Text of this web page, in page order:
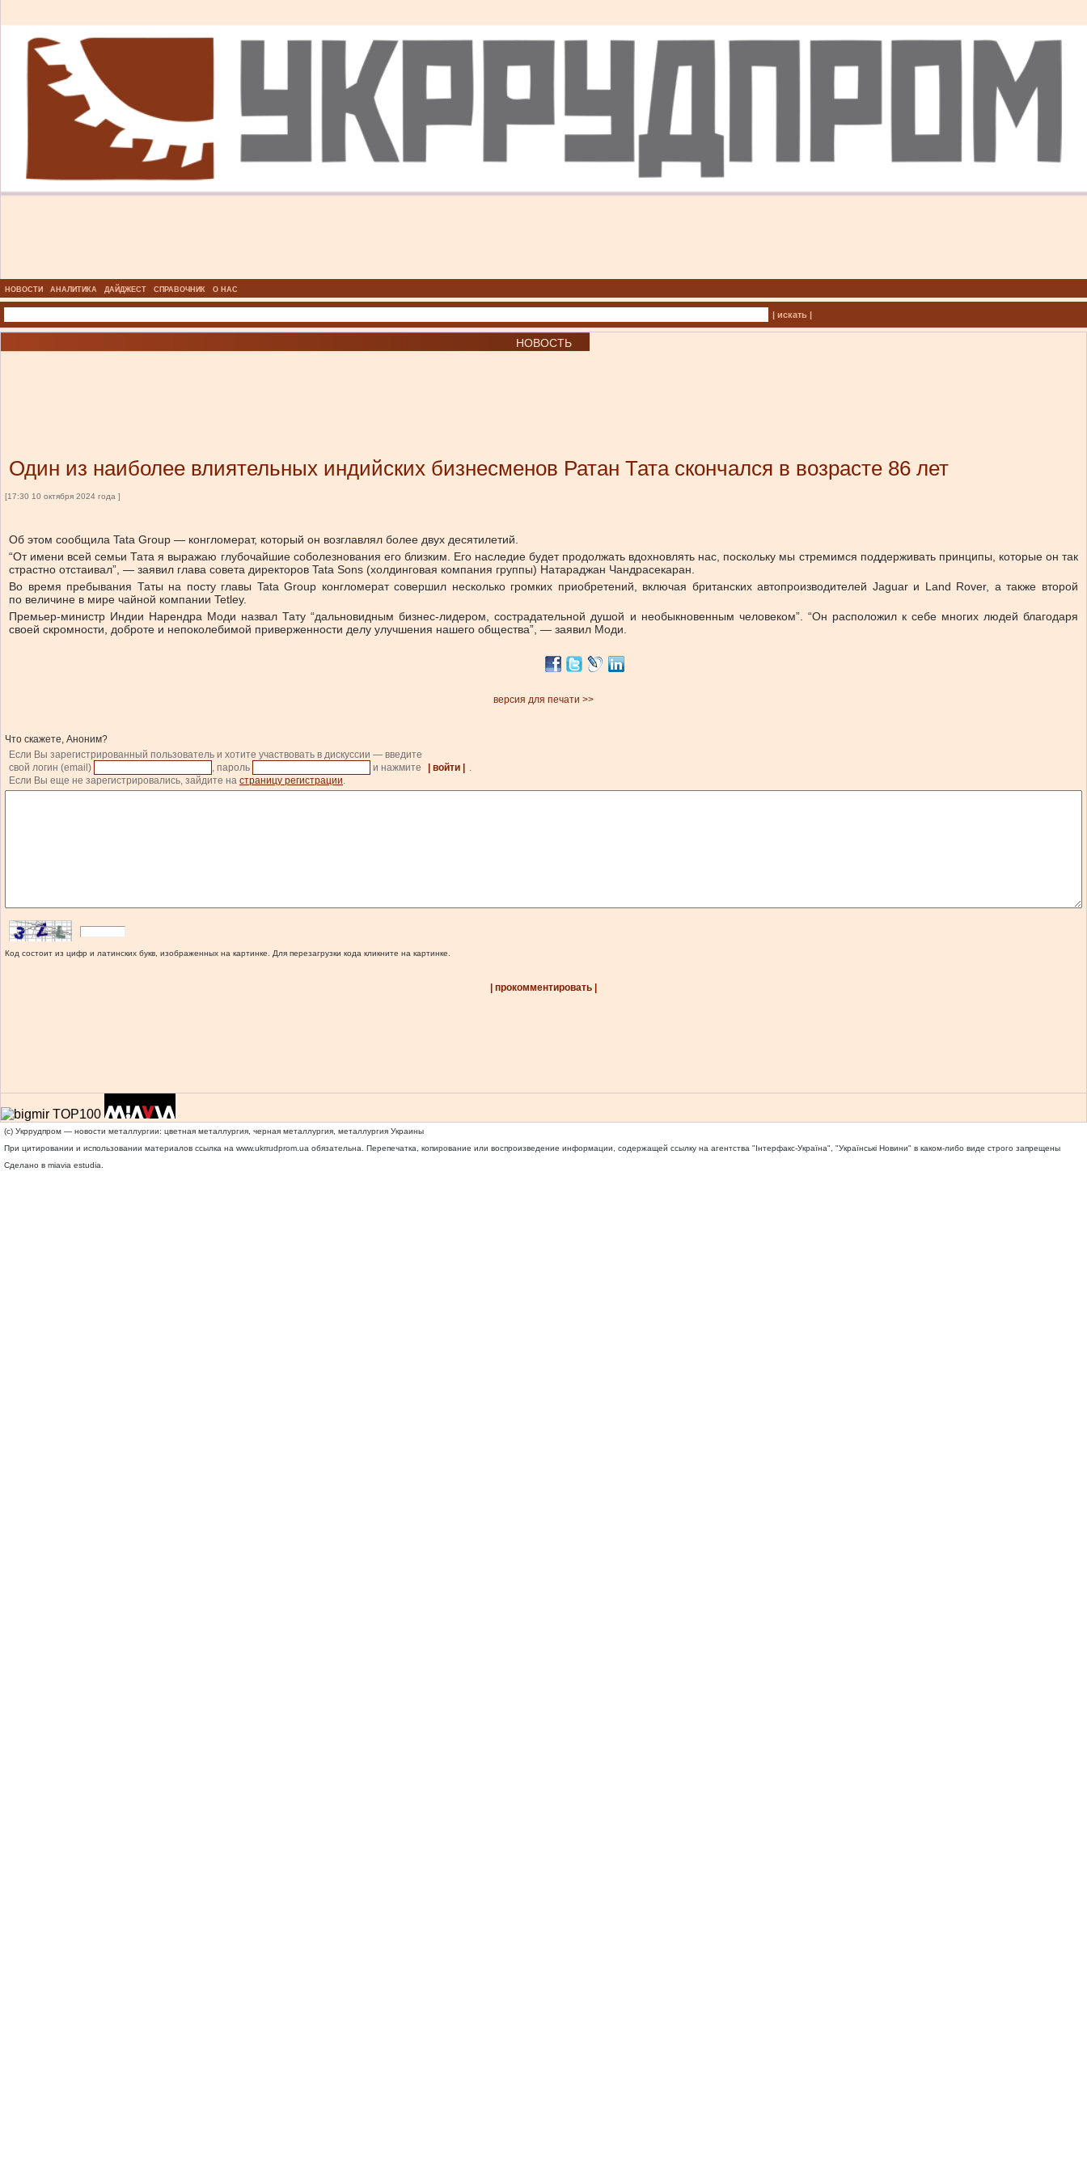
НОВОСТИ АНАЛИТИКА ДАЙДЖЕСТ СПРАВОЧНИК О НАС
| искать |
НОВОСТЬ
Один из наиболее влиятельных индийских бизнесменов Ратан Тата скончался в возрасте 86 лет
[17:30 10 октября 2024 года ]
Об этом сообщила Tata Group — конгломерат, который он возглавлял более двух десятилетий.
“От имени всей семьи Тата я выражаю глубочайшие соболезнования его близким. Его наследие будет продолжать вдохновлять нас, поскольку мы стремимся поддерживать принципы, которые он так
страстно отстаивал”, — заявил глава совета директоров Tata Sons (холдинговая компания группы) Натараджан Чандрасекаран.
Во время пребывания Таты на посту главы Tata Group конгломерат совершил несколько громких приобретений, включая британских автопроизводителей Jaguar и Land Rover, а также второй
по величине в мире чайной компании Tetley.
Премьер-министр Индии Нарендра Моди назвал Тату “дальновидным бизнес-лидером, сострадательной душой и необыкновенным человеком”. “Он расположил к себе многих людей благодаря
своей скромности, доброте и непоколебимой приверженности делу улучшения нашего общества”, — заявил Моди.
версия для печати >>
Что скажете, Аноним?
Если Вы зарегистрированный пользователь и хотите участвовать в дискуссии — введите
свой логин (email)
, пароль и нажмите | войти |
.
Если Вы еще не зарегистрировались, зайдите на страницу регистрации.
Код состоит из цифр и латинских букв, изображенных на картинке. Для перезагрузки кода кликните на картинке.
| прокомментировать |
(c) Укррудпром — новости металлургии: цветная металлургия, черная металлургия, металлургия Украины
При цитировании и использовании материалов ссылка на www.ukrrudprom.ua обязательна. Перепечатка, копирование или воспроизведение информации, содержащей ссылку на агентства "Iнтерфакс-Україна", "Українськi Новини" в каком-либо виде строго запрещены
Сделано в miavia estudia.